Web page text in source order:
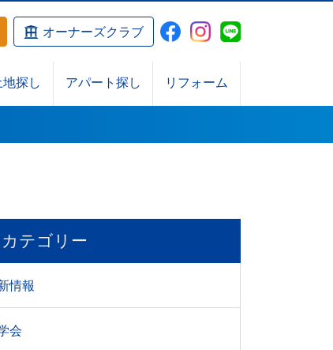
オーナーズクラブ
地探し アパート探し リフォーム
カテゴリー
情報
会